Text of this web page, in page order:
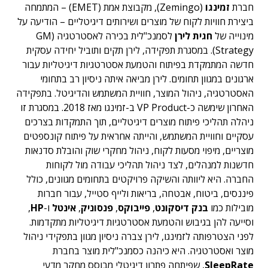
חברת זמינגו
(Zemingo), מקבוצת אמת (EMET) – המתמחה
ביצירת חוויות לקוח של מוצרים ושירותים דיגיטליים – הודיעה על
מינוייה של חגית לירן
לסמנכ"לית בכירה לאסטרטגיה (GM
Strategy). במסגרת תפקידה, לירן תקים ותוביל יחידה עסקית
חדשה המתמקדת בפיתוח והטמעת אסטרטגיות דיגיטליות עבור
ארגונים במגוון תחומים. לירן מביאה איתה ניסיון רב בתחומי
האסטרטגיה, ניהול המוצר, חוויית המשתמש והדיגיטל. בתפקידה
האחרון שימשה כ-VP Product ב-זמינגו מאז 2018. במסגרת זו
ניהלה תהליכי פיתוח מוצרים דיגיטליים, תוך התמקדות בצרכים
עסקיים וחוויית המשתמש, והייתה אחראית על פיתוח קונספטים
מוצריים, מיפוי מסעות לקוח, ניהול מחקרי שוק והובלת סדנאות
חדשנות למנהלים, לצד ניהול תהליכי עבודה מול לקוחות
החברה. היא ליוותה והשיקה פרויקטים בתחומים מגוונים, כולל
פיננסים, ביטוח, אבטחה, בריאות ולייף סטייל, עבור חברות
מובילות כמו בנק דיסקונט, פייבוקס, פנסוניק, אינטל ו-HP
,
וסייעה להן בגיבוש והטמעת אסטרטגיות דיגיטליות מתקדמות.
לפני הצטרפותה לזמינגו, לירן צברה ניסיון מגוון בתפקידי ניהול
מוצר ואסטרטגיה. היא כיהנה כסמנכ"לית מוצר בחברת
SleepRate, שפיתחה פתרון דיגיטלי מבוסס מחקר מדעי